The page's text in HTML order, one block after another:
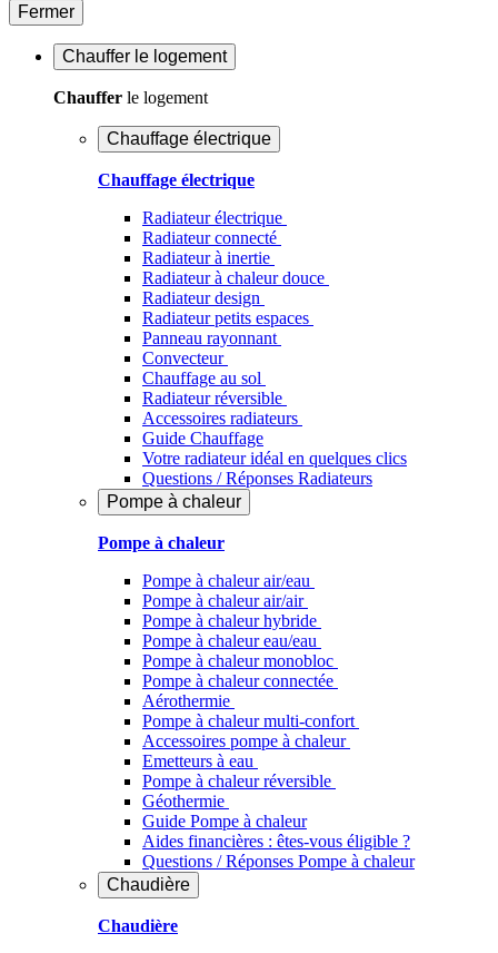
Fermer
Chauffer le logement
Chauffer le logement
Chauffage électrique
Chauffage électrique
Radiateur électrique
Radiateur connecté
Radiateur à inertie
Radiateur à chaleur douce
Radiateur design
Radiateur petits espaces
Panneau rayonnant
Convecteur
Chauffage au sol
Radiateur réversible
Accessoires radiateurs
Guide Chauffage
Votre radiateur idéal en quelques clics
Questions / Réponses Radiateurs
Pompe à chaleur
Pompe à chaleur
Pompe à chaleur air/eau
Pompe à chaleur air/air
Pompe à chaleur hybride
Pompe à chaleur​ eau/eau
Pompe à chaleur monobloc
Pompe à chaleur connectée
Aérothermie
Pompe à chaleur multi-confort
Accessoires pompe à chaleur
Emetteurs à eau
Pompe à chaleur réversible
Géothermie
Guide Pompe à chaleur
Aides financières : êtes-vous éligible ?
Questions / Réponses Pompe à chaleur
Chaudière
Chaudière